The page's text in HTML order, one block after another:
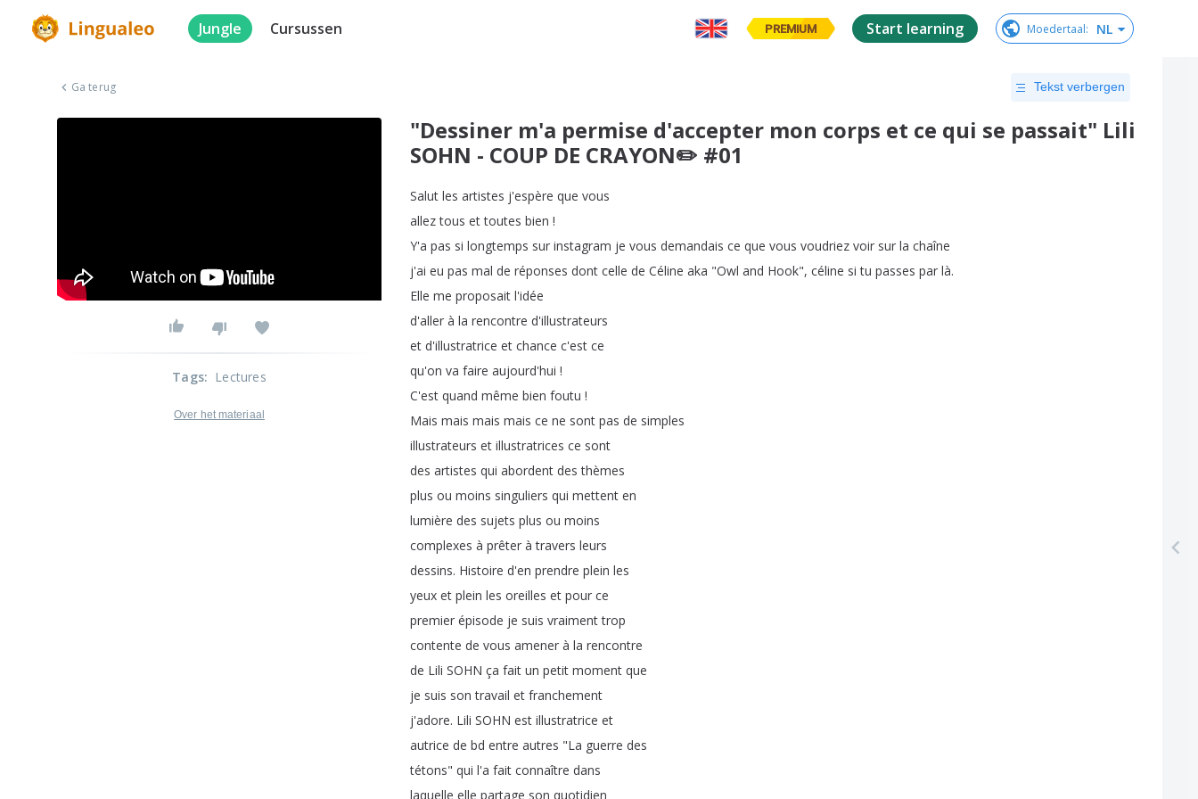
Jungle Cursussen PREMIUM Start learning Moedertaal: NL
Ga terug Tekst verbergen
"Dessiner m'a permise d'accepter mon corps et ce qui se passait" Lili
SOHN - COUP DE CRAYON✏️ #01
Salut les artistes j'espère que vous
allez tous et toutes bien !
Y'a pas si longtemps sur instagram je vous demandais ce que vous voudriez voir sur la chaîne
j'ai eu pas mal de réponses dont celle de Céline aka "Owl and Hook", céline si tu passes par là.
Elle me proposait l'idée
d'aller à la rencontre d'illustrateurs
et d'illustratrice et chance c'est ce
qu'on va faire aujourd'hui !
C'est quand même bien foutu !
Mais mais mais mais ce ne sont pas de simples
illustrateurs et illustratrices ce sont
des artistes qui abordent des thèmes
plus ou moins singuliers qui mettent en
lumière des sujets plus ou moins
complexes à prêter à travers leurs
dessins. Histoire d'en prendre plein les
yeux et plein les oreilles et pour ce
premier épisode je suis vraiment trop
contente de vous amener à la rencontre
de Lili SOHN ça fait un petit moment que
je suis son travail et franchement
j'adore. Lili SOHN est illustratrice et
autrice de bd entre autres "La guerre des
tétons" qui l'a fait connaître dans
laquelle elle partage son quotidien
Tags: Lectures
Over het materiaal